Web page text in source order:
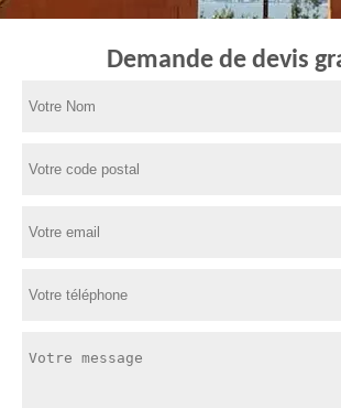
Demande de devis